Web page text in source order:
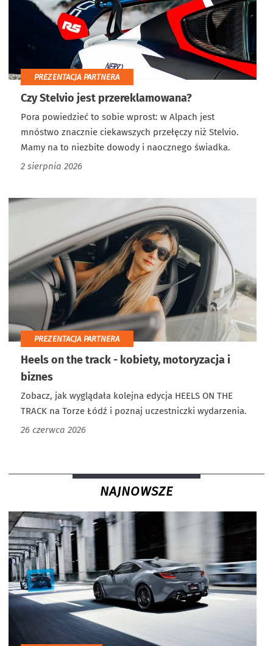
PREZENTACJA PARTNERA
Czy Stelvio jest przereklamowana?
Pora powiedzieć to sobie wprost: w Alpach jest
mnóstwo znacznie ciekawszych przełęczy niż Stelvio.
Mamy na to niezbite dowody i naocznego świadka.
2 sierpnia 2026
PREZENTACJA PARTNERA
Heels on the track - kobiety, motoryzacja i
biznes
Zobacz, jak wyglądała kolejna edycja HEELS ON THE
TRACK na Torze Łódź i poznaj uczestniczki wydarzenia.
26 czerwca 2026
NAJNOWSZE